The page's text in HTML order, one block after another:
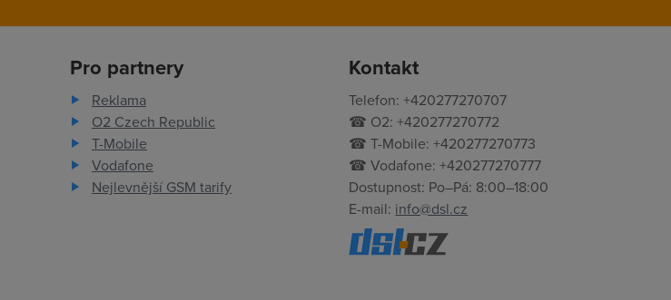
Pro partnery
Reklama
O2 Czech Republic
T-Mobile
Vodafone
Nejlevnější GSM tarify
Kontakt
Telefon: +420277270707
☎ O2: +420277270772
☎ T-Mobile: +420277270773
☎ Vodafone: +420277270777
Dostupnost: Po–Pá: 8:00–18:00
E-mail: info@dsl.cz